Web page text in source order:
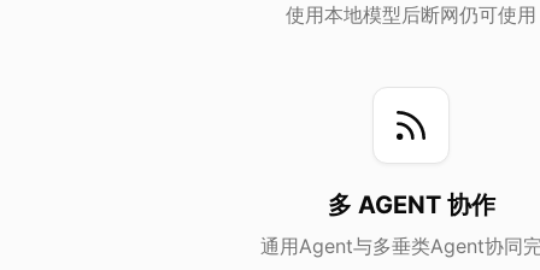
使用本地模型后断网仍可使用
多 AGENT 协作
通用Agent与多垂类Agent协同